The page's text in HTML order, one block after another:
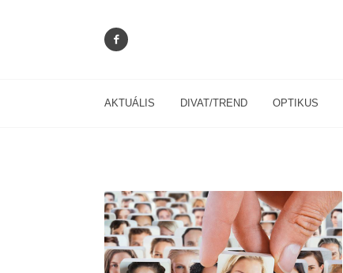
AKTUÁLIS DIVAT/TREND OPTIKUS